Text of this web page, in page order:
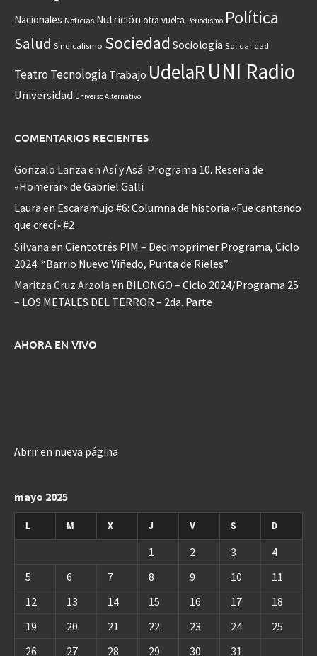
Nacionales Noticias Nutrición otra vuelta Periodismo Política
Salud Sindicalismo Sociedad Sociología Solidaridad
Teatro Tecnología Trabajo UdelaRUNI Radio
Universidad Universo Alternativo
COMENTARIOS RECIENTES
Gonzalo Lanza en Así y Asá. Programa 10. Reseña de
«Homerar» de Gabriel Galli
Laura en Escaramujo #6: Columna de historia «Fue cantando
que crecí» #2
Silvana en Cientotrés PIM – Decimoprimer Programa, Ciclo
2024: “Barrio Nuevo Viñedo, Punta de Rieles”
Maritza Cruz Arzola en BILONGO – Ciclo 2024/Programa 25
– LOS METALES DEL TERROR – 2da. Parte
AHORA EN VIVO
Abrir en nueva página
mayo 2025
L M X J V S D
1 2 3
4
5
6 7 8 9 10
11
12
13 14 15 16 17
18
19
20 21 22 23 24
25
26
27 28 29 30 31